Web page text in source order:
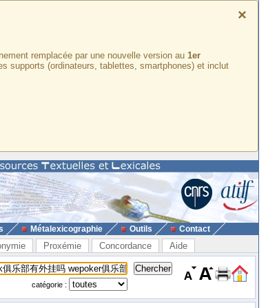
×
remplacée par une nouvelle version au 1er
supports (ordinateurs, tablettes, smartphones) et inclut
Métalexicographie Outils Contact
Proxémie Concordance Aide
catégorie :